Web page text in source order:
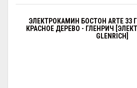
ЭЛЕКТРОКАМИН БОСТОН ARTE 33
КРАСНОЕ ДЕРЕВО - ГЛЕНРИЧ
GLENRICH]